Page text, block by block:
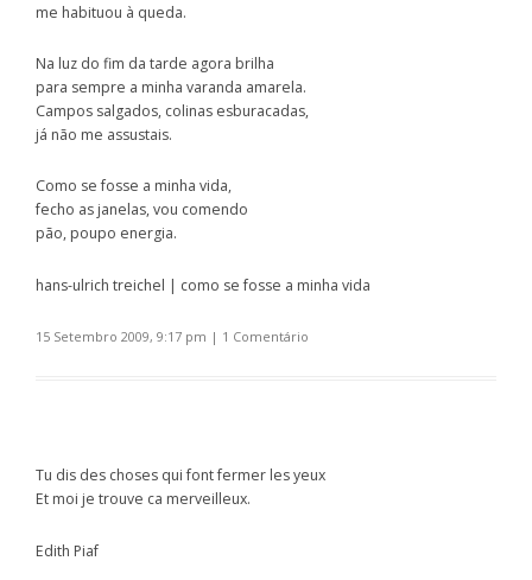
me habituou à queda.
Na luz do fim da tarde agora brilha
para sempre a minha varanda amarela.
Campos salgados, colinas esburacadas,
já não me assustais.
Como se fosse a minha vida,
fecho as janelas, vou comendo
pão, poupo energia.
hans-ulrich treichel | como se fosse a minha vida
15 Setembro 2009, 9:17 pm | 1 Comentário
Tu dis des choses qui font fermer les yeux
Et moi je trouve ca merveilleux.
Edith Piaf